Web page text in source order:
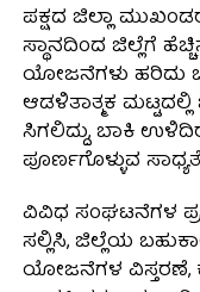
ಪಕ್ಷದ ಜಿಲ್ಲಾ
ಸ್ಥಾನದಿಂದ ಜಿಲ್ಲೆಗೆ
ಯೋಜನೆಗಳು ಹರಿದು
ಆಡಳಿತಾತ್ಮಕ
ಸಿಗಲಿದ್ದು, ಬಾಕಿ
ಪೂರ್ಣಗೊಳ್ಳುವ
ವಿವಿಧ ಸಂಘಟನೆಗಳ
ಸಲ್ಲಿಸಿ, ಜಿಲ್ಲೆಯ
ಯೋಜನೆಗಳ ವಿಸ್ತರಣೆ,